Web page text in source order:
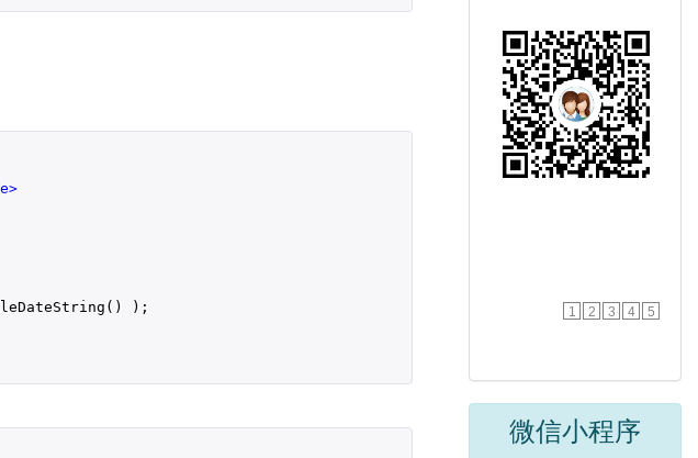
>
);
1 2 3 4 5
微信小程序